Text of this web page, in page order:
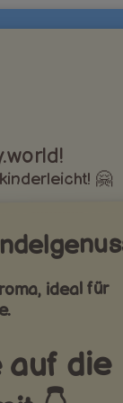
🤗
ideal für
auf die